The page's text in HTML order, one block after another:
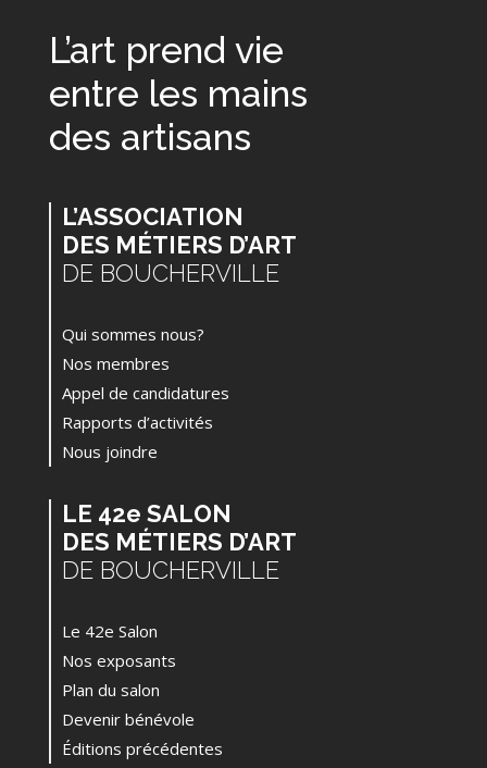
L’art prend vie
entre les mains
des artisans
L’ASSOCIATION
DES MÉTIERS D’ART
DE BOUCHERVILLE
Qui sommes nous?
Nos membres
Appel de candidatures
Rapports d’activités
Nous joindre
LE 42e SALON
DES MÉTIERS D’ART
DE BOUCHERVILLE
Le 42e Salon
Nos exposants
Plan du salon
Devenir bénévole
Éditions précédentes